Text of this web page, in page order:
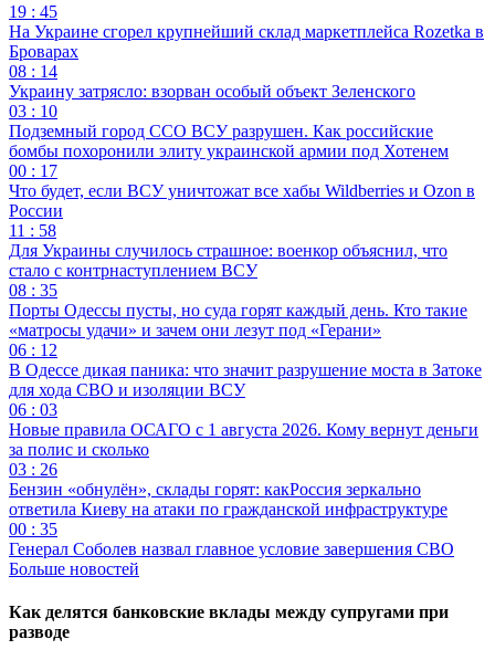
19 : 45
На Украине сгорел крупнейший склад маркетплейса Rozetka в
Броварах
08 : 14
Украину затрясло: взорван особый объект Зеленского
03 : 10
Подземный город ССО ВСУ разрушен. Как российские
бомбы похоронили элиту украинской армии под Хотенем
00 : 17
Что будет, если ВСУ уничтожат все хабы Wildberries и Ozon в
России
11 : 58
Для Украины случилось страшное: военкор объяснил, что
стало с контрнаступлением ВСУ
08 : 35
Порты Одессы пусты, но суда горят каждый день. Кто такие
«матросы удачи» и зачем они лезут под «Герани»
06 : 12
В Одессе дикая паника: что значит разрушение моста в Затоке
для хода СВО и изоляции ВСУ
06 : 03
Новые правила ОСАГО с 1 августа 2026. Кому вернут деньги
за полис и сколько
03 : 26
Бензин «обнулён», склады горят: какРоссия зеркально
ответила Киеву на атаки по гражданской инфраструктуре
00 : 35
Генерал Соболев назвал главное условие завершения СВО
Больше новостей
Как делятся банковские вклады между супругами при
разводе